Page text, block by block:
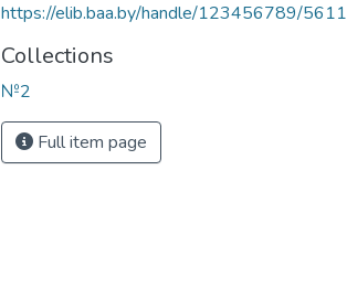
https://elib.baa.by/handle/123456789/5611
Collections
№2
Full item page